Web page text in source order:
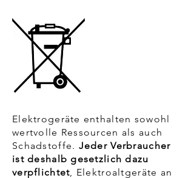
Elektrogeräte enthalten sowohl
wertvolle Ressourcen als auch
Schadstoffe. Jeder Verbraucher
ist deshalb gesetzlich dazu
verpflichtet , Elektroaltgeräte an